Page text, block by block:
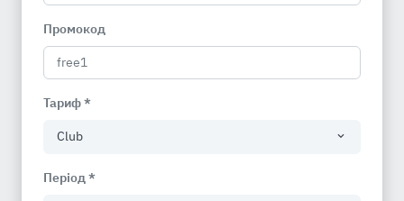
Промокод
Тариф *
Club
Період *